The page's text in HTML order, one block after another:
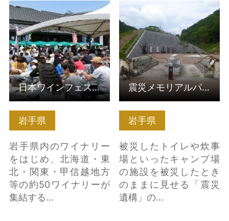
岩手県
岩手県内のワイナリー
をはじめ、北海道・東
北・関東・甲信越地方
等の約50ワイナリーが
集結する…
日本ワインフェスティ
バル花巻大迫 の詳細は
こちら
日本ワインフェスティバル花巻大迫
岩手県
被災したトイレや炊事
場といったキャンプ場
の施設を被災したとき
のままに見せる「震災
遺構」の…
震災メモリアルパーク
中の浜 の詳細はこちら
震災メモリアルパーク中の浜